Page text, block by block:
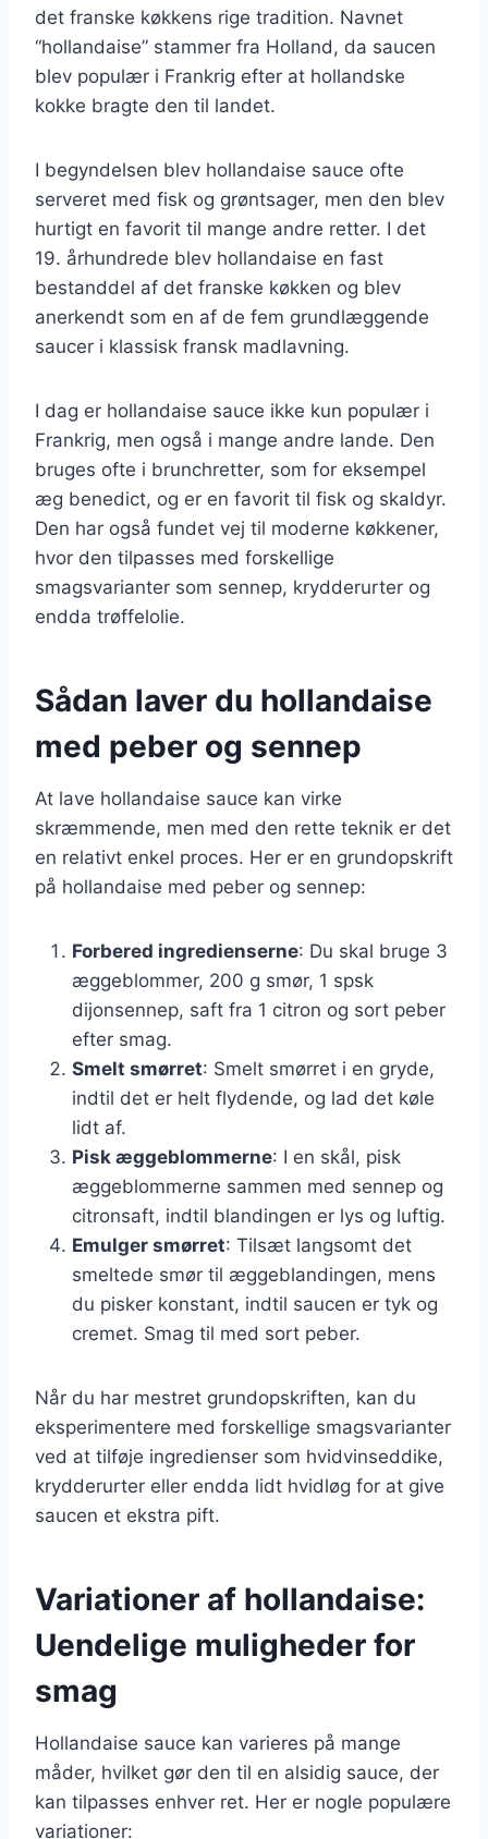
det franske køkkens rige tradition. Navnet
“hollandaise” stammer fra Holland, da saucen
blev populær i Frankrig efter at hollandske
kokke bragte den til landet.
I begyndelsen blev hollandaise sauce ofte
serveret med fisk og grøntsager, men den blev
hurtigt en favorit til mange andre retter. I det
19. århundrede blev hollandaise en fast
bestanddel af det franske køkken og blev
anerkendt som en af de fem grundlæggende
saucer i klassisk fransk madlavning.
I dag er hollandaise sauce ikke kun populær i
Frankrig, men også i mange andre lande. Den
bruges ofte i brunchretter, som for eksempel
æg benedict, og er en favorit til fisk og skaldyr.
Den har også fundet vej til moderne køkkener,
hvor den tilpasses med forskellige
smagsvarianter som sennep, krydderurter og
endda trøffelolie.
Sådan laver du hollandaise
med peber og sennep
At lave hollandaise sauce kan virke
skræmmende, men med den rette teknik er det
en relativt enkel proces. Her er en grundopskrift
på hollandaise med peber og sennep:
Forbered ingredienserne: Du skal bruge 3
æggeblommer, 200 g smør, 1 spsk
dijonsennep, saft fra 1 citron og sort peber
efter smag.
Smelt smørret: Smelt smørret i en gryde,
indtil det er helt flydende, og lad det køle
lidt af.
Pisk æggeblommerne: I en skål, pisk
æggeblommerne sammen med sennep og
citronsaft, indtil blandingen er lys og luftig.
Emulger smørret: Tilsæt langsomt det
smeltede smør til æggeblandingen, mens
du pisker konstant, indtil saucen er tyk og
cremet. Smag til med sort peber.
Når du har mestret grundopskriften, kan du
eksperimentere med forskellige smagsvarianter
ved at tilføje ingredienser som hvidvinseddike,
krydderurter eller endda lidt hvidløg for at give
saucen et ekstra pift.
Variationer af hollandaise:
Uendelige muligheder for
smag
Hollandaise sauce kan varieres på mange
måder, hvilket gør den til en alsidig sauce, der
kan tilpasses enhver ret. Her er nogle populære
variationer: